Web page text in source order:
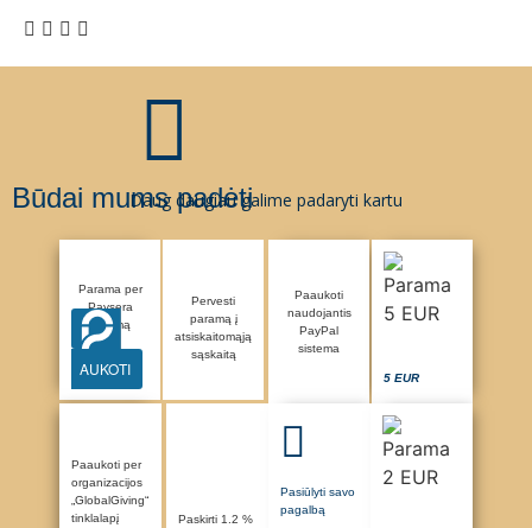
Būdai mums padėti
Daug daugiau galime padaryti kartu
Parama per
Paysera
sistemą
AUKOTI
Pervesti
paramą į
atsiskaitomąją
sąskaitą
Paaukoti
naudojantis
PayPal
sistema
5 EUR
Paaukoti per
organizacijos
„GlobalGiving“
tinklalapį
Paskirti 1.2 %
Pasiūlyti savo
pagalbą